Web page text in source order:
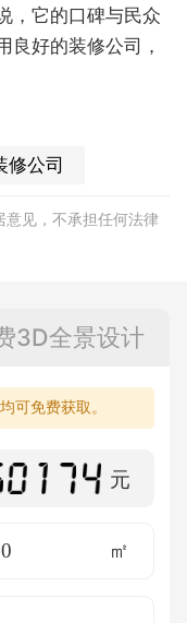
，它的口碑与民众
良好的装修公司，
修公司
意见，不承担任何法律
3D全景设计
可免费获取。
元
㎡